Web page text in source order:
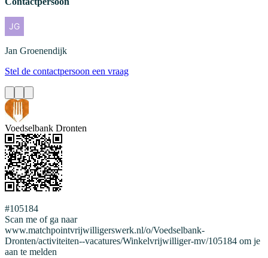
Jan Groenendijk
Stel de contactpersoon een vraag
Voedselbank Dronten
#105184
Scan me of ga naar
www.matchpointvrijwilligerswerk.nl/o/Voedselbank-
Dronten/activiteiten--vacatures/Winkelvrijwilliger-mv/105184 om je
aan te melden